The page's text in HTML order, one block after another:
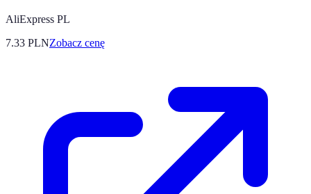
AliExpress PL
7.33 PLNZobacz cenę